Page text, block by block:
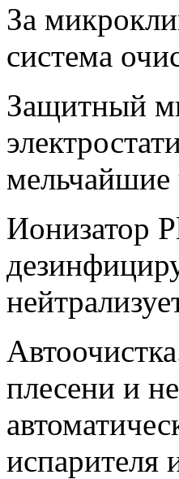
За
система
Защитный
Ионизатор
плесени и
испарителя